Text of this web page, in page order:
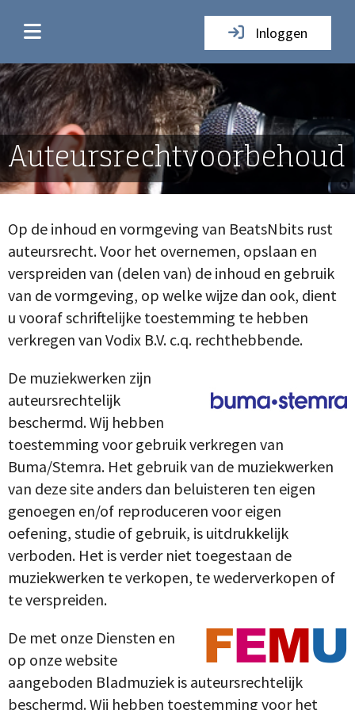
Inloggen
Auteursrechtvoorbehoud
Op de inhoud en vormgeving van BeatsNbits rust
auteursrecht. Voor het overnemen, opslaan en
verspreiden van (delen van) de inhoud en gebruik
van de vormgeving, op welke wijze dan ook, dient
u vooraf schriftelijke toestemming te hebben
verkregen van Vodix B.V. c.q. rechthebbende.
De muziekwerken zijn
auteursrechtelijk
beschermd. Wij hebben
toestemming voor gebruik verkregen van
Buma/Stemra. Het gebruik van de muziekwerken
van deze site anders dan beluisteren ten eigen
genoegen en/of reproduceren voor eigen
oefening, studie of gebruik, is uitdrukkelijk
verboden. Het is verder niet toegestaan de
muziekwerken te verkopen, te wederverkopen of
te verspreiden.
De met onze Diensten en
op onze website
aangeboden Bladmuziek is auteursrechtelijk
beschermd. Wij hebben toestemming voor het